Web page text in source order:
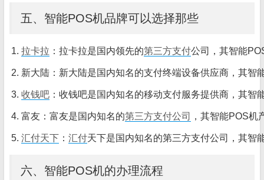
五、智能POS机品牌可以选择那些
拉卡拉 ：拉卡拉是国内领先的第三方支付公司，其智能
新大陆：新大陆是国内知名的支付终端设备供应商，其
收钱吧 ：收钱吧是国内知名的移动支付服务提供商，其
富友：富友是国内知名的第三方支付公司 ，其智能POS
汇付天下 ： 汇付天下是国内知名的第三方支付公司，其智
六、智能POS机的办理流程